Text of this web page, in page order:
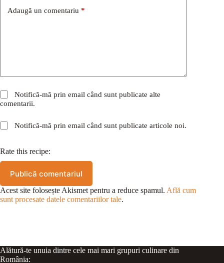
Adaugă un comentariu *
Notifică-mă prin email când sunt publicate alte
comentarii.
Notifică-mă prin email când sunt publicate articole noi.
Rate this recipe:
Publică comentariul
Acest site folosește Akismet pentru a reduce spamul. Află cum
sunt procesate datele comentariilor tale.
Alătură-te unuia dintre cele mai mari grupuri culinare din
România: